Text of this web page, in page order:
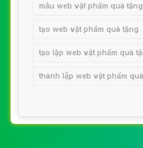
mẫu web vật phẩm quà tặng
tạo web vật phẩm quà tặng
tạo lập web vật phẩm quà
thành lập web vật phẩm